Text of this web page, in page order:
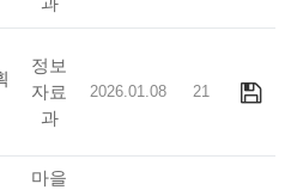
정보
자료
과
2026.01.08 21
마을